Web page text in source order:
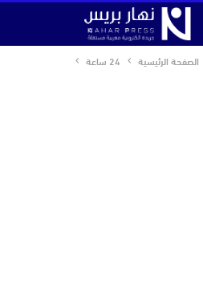
الصفحة الرئيسية 24 ساعة